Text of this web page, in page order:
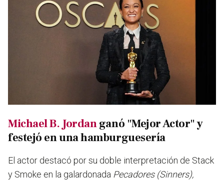
Michael B. Jordanganó "Mejor Actor" y
festejó en una hamburguesería
El actor destacó por su doble interpretación de Stack
y Smoke en la galardonada Pecadores (Sinners),